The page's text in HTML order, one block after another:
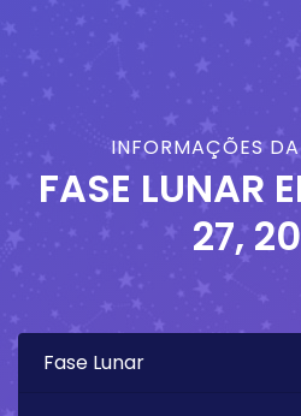
INFORMAÇÕES
FASE LUNAR
27,
Fase Lunar